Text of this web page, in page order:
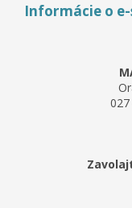
Informácie o